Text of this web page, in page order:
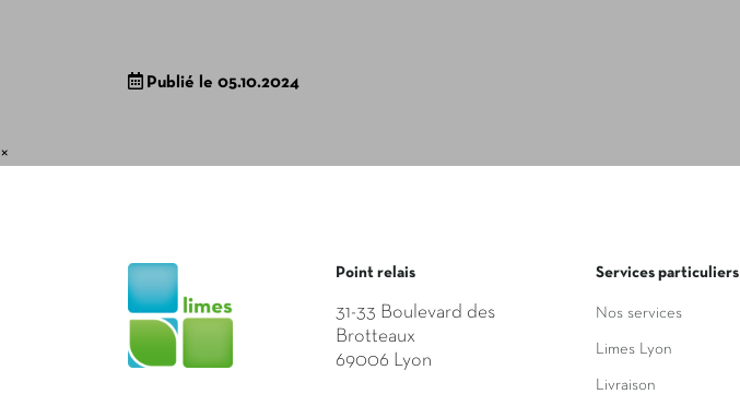
Publié le 05.10.2024
×
Point relais
31-33 Boulevard des
Brotteaux
69006 Lyon
Services particuliers
Nos services
Limes Lyon
Livraison